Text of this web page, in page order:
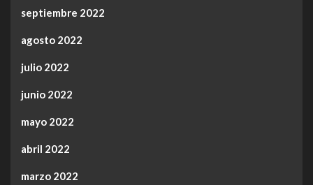
septiembre 2022
agosto 2022
julio 2022
junio 2022
mayo 2022
abril 2022
marzo 2022